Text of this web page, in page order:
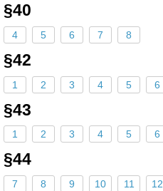
§40
4 5 6 7 8
§42
1 2 3 4 5 6
§43
1 2 3 4 5 6
§44
7 8 9 10 11 12